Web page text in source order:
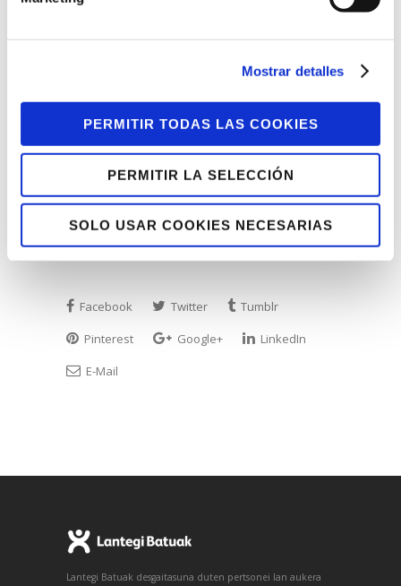
Mostrar detalles
PERMITIR TODAS LAS COOKIES
PERMITIR LA SELECCIÓN
SOLO USAR COOKIES NECESARIAS
les caracteriza. Desde aquí les deseamos
Zorionak eta aurrera txapeldunak!
Facebook Twitter
Tumblr
Pinterest
Google+
LinkedIn
E-Mail
Lantegi Batuak desgaitasuna duten pertsonei lan aukera